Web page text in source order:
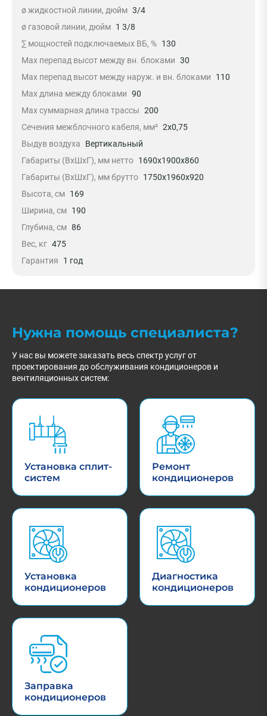
ø жидкостной линии, дюйм 3/4
ø газовой линии, дюйм 1 3/8
∑ мощностей подключаемых ВБ, % 130
Max перепад высот между вн. блоками 30
Max перепад высот между наруж. и вн. блоками
110
Max длина между блоками 90
Max суммарная длина трассы 200
Сечения межблочного кабеля, мм² 2х0,75
Выдув воздуха
Вертикальный
Габариты (ВxШxГ), мм нетто 1690х1900х860
Габариты (ВxШxГ), мм брутто 1750х1960х920
Высота, см 169
Ширина, см 190
Глубина, см 86
Вес, кг 475
Гарантия
1 год
Нужна помощь специалиста?
У нас вы можете заказать весь спектр услуг от
проектирования до обслуживания кондиционеров и
вентиляционных систем:
Установка сплит-
систем
Ремонт
кондиционеров
Установка
кондиционеров
Диагностика
кондиционеров
Заправка
кондиционеров